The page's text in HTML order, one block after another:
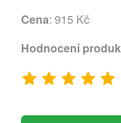
Cena: 915 Kč
Hodnocení